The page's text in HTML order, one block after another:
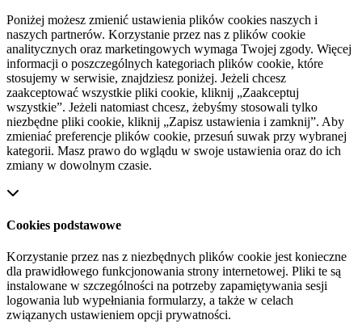
Poniżej możesz zmienić ustawienia plików cookies naszych i
naszych partnerów. Korzystanie przez nas z plików cookie
analitycznych oraz marketingowych wymaga Twojej zgody. Więcej
informacji o poszczególnych kategoriach plików cookie, które
stosujemy w serwisie, znajdziesz poniżej. Jeżeli chcesz
zaakceptować wszystkie pliki cookie, kliknij „Zaakceptuj
wszystkie”. Jeżeli natomiast chcesz, żebyśmy stosowali tylko
niezbędne pliki cookie, kliknij „Zapisz ustawienia i zamknij”. Aby
zmieniać preferencje plików cookie, przesuń suwak przy wybranej
kategorii. Masz prawo do wglądu w swoje ustawienia oraz do ich
zmiany w dowolnym czasie.
Cookies podstawowe
Korzystanie przez nas z niezbędnych plików cookie jest konieczne
dla prawidłowego funkcjonowania strony internetowej. Pliki te są
instalowane w szczególności na potrzeby zapamiętywania sesji
logowania lub wypełniania formularzy, a także w celach
związanych ustawieniem opcji prywatności.